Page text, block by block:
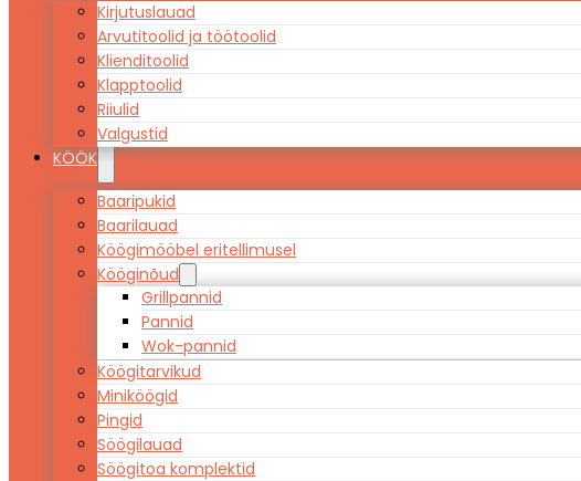
Kirjutuslauad
Arvutitoolid ja töötoolid
Klienditoolid
Klapptoolid
Riiulid
Valgustid
KÖÖK
Baaripukid
Baarilauad
Köögimööbel eritellimusel
Kööginõud
Grillpannid
Pannid
Wok-pannid
Köögitarvikud
Miniköögid
Pingid
Söögilauad
Söögitoa komplektid